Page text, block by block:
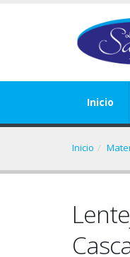
Inicio
Inicio